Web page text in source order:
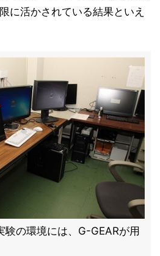
に活かされている結果といえ
験の環境には、G-GEARが用